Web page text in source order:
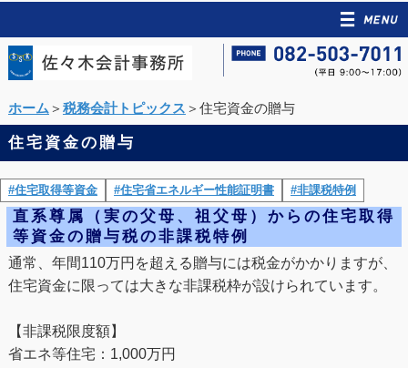
ホーム＞ 税務会計トピックス ＞住宅資金の贈与
住宅資金の贈与
#住宅取得等資金 #住宅省エネルギー性能証明書 #非課税特例
直系尊属（実の父母、祖父母）からの住宅取得
等資金の贈与税の非課税特例
通常、年間110万円を超える贈与には税金がかかりますが、
住宅資金に限っては大きな非課税枠が設けられています。
【非課税限度額】
省エネ等住宅：1,000万円